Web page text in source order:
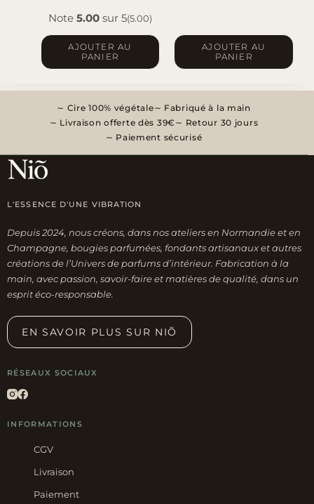
Note 5.00sur 5(5.00)
AJOUTER AU
PANIER
AJOUTER AU
PANIER
Cire 100% végétale
Fabriqué à la main
Livraison offerte dès 39€
Retour 30 jours
Paiement sécurisé
L'ESSENCE D'UNE VIBRATION
Depuis 2024, nous créons, dans nos ateliers en Normandie et en
Champagne, bougies parfumées, fondants artisanaux et autres
créations de l’Univers de parfums d’intérieur. Fabrication à la
main, avec passion, savoir-faire et matières de qualité, dans un
esprit éco-responsable.
EN SAVOIR PLUS SUR NIÕ
RÉSEAUX SOCIAUX
INFORMATIONS
CGV
Livraison
Paiement